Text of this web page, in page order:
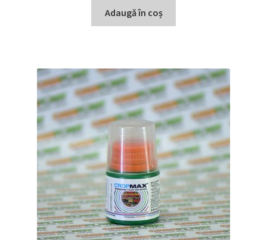
Adaugă în coș